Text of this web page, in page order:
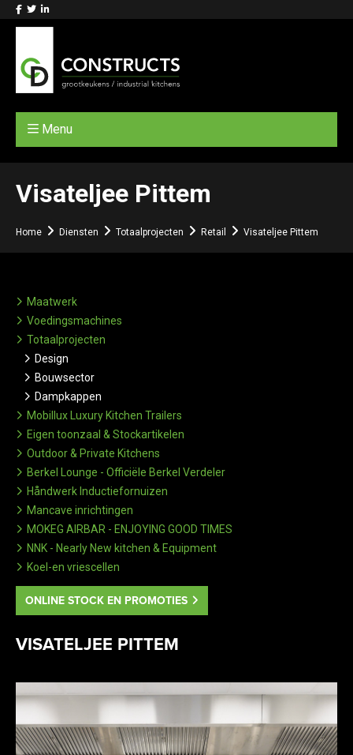
Menu
Visateljee Pittem
Home Diensten Totaalprojecten Retail Visateljee Pittem
Maatwerk
Voedingsmachines
Totaalprojecten
Design
Bouwsector
Dampkappen
Mobillux Luxury Kitchen Trailers
Eigen toonzaal & Stockartikelen
Outdoor & Private Kitchens
Berkel Lounge - Officiële Berkel Verdeler
Håndwerk Inductiefornuizen
Mancave inrichtingen
MOKEG AIRBAR - ENJOYING GOOD TIMES
NNK - Nearly New kitchen & Equipment
Koel-en vriescellen
ONLINE STOCK EN PROMOTIES
VISATELJEE PITTEM